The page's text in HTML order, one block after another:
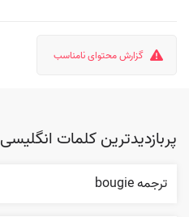
گزارش محتوای نامناسب
پربازدیدترین کلمات انگلیسی
ترجمه bougie